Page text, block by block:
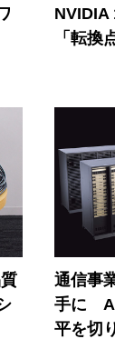
NVIDIA
「転換
通信事
手に AI
平を切